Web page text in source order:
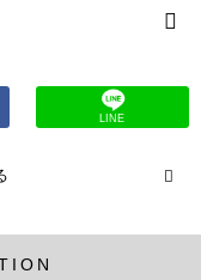
LINE